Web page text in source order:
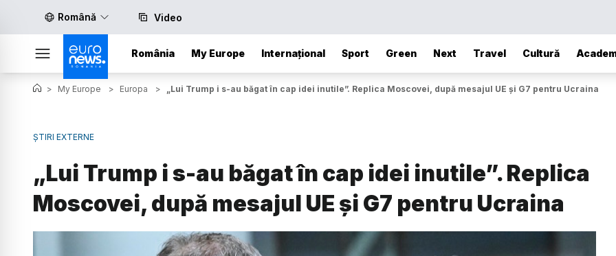
Română Video
România My Europe Internațional Sport Green Next Travel Cultură
> My Europe > Europa > „Lui Trump i s-au băgat în cap idei inutile”. Replica Moscovei, după mesajul UE și G7 pentru Ucraina
ȘTIRI EXTERNE
„Lui Trump i s-au băgat în cap idei inutile”. Replica
Moscovei, după mesajul UE și G7 pentru Ucraina